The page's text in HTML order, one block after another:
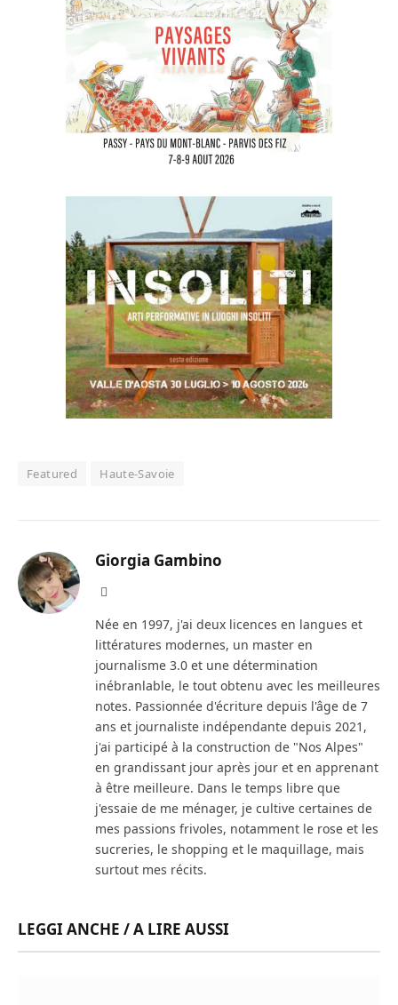
Featured Haute-Savoie
Giorgia Gambino
Née en 1997, j'ai deux licences en langues et
littératures modernes, un master en
journalisme 3.0 et une détermination
inébranlable, le tout obtenu avec les meilleures
notes. Passionnée d'écriture depuis l'âge de 7
ans et journaliste indépendante depuis 2021,
j'ai participé à la construction de "Nos Alpes"
en grandissant jour après jour et en apprenant
à être meilleure. Dans le temps libre que
j'essaie de me ménager, je cultive certaines de
mes passions frivoles, notamment le rose et les
sucreries, le shopping et le maquillage, mais
surtout mes récits.
LEGGI ANCHE / A LIRE AUSSI